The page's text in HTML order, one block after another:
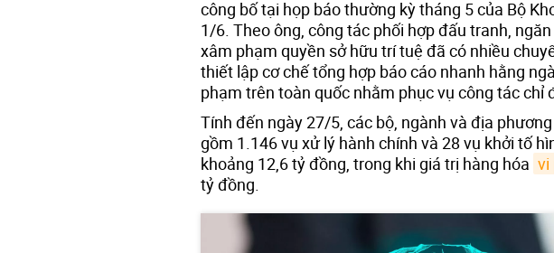
công bố tại họp báo thường kỳ tháng 5 của Bộ
1/6. Theo ông, công tác phối hợp đấu tranh,
xâm phạm quyền sở hữu trí tuệ đã có nhiều
thiết lập cơ chế tổng hợp báo cáo nhanh hằng
phạm trên toàn quốc nhằm phục vụ công tác chỉ
Tính đến ngày 27/5, các bộ, ngành và địa
gồm 1.146 vụ xử lý hành chính và 28 vụ khởi tố
khoảng 12,6 tỷ đồng, trong khi giá trị hàng hóa vi
tỷ đồng.